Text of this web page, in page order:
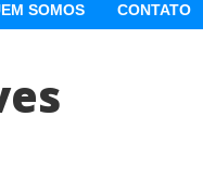
SOMOS CONTATO